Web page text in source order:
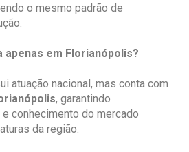
o mesmo padrão de
apenas em Florianópolis?
atuação nacional, mas conta com
, garantindo
conhecimento do mercado
da região.